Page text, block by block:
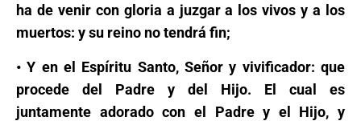
ha de venir con gloria a juzgar a los vivos y a los
muertos: y su reino no tendrá fin;
• Y en el Espíritu Santo, Señor y vivificador: que
procede del Padre y del Hijo. El cual es
juntamente adorado con el Padre y el Hijo, y